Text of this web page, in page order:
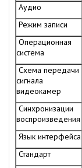
Аудио
Режим записи
Операционная
система
Схема передачи
сигнала
видеокамер
Синхронизации
воспроизведения
Язык интерфейса
Стандарт